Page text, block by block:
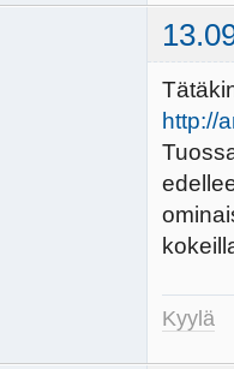
http://
Kyylä